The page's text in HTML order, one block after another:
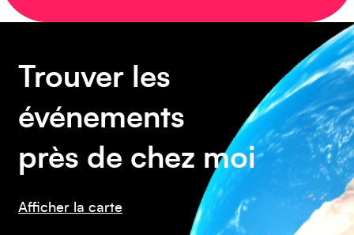
Trouver les
événements
près de chez moi
Afficher la carte
Amérique du Sud